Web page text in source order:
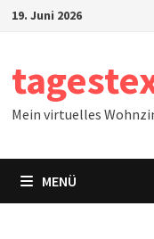
Zum19. Juni 2026
Mein virtuelles
MENÜ